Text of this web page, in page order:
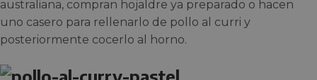
australiana, compran hojaldre ya preparado o hacen
uno casero para rellenarlo de pollo al curri y
posteriormente cocerlo al horno.